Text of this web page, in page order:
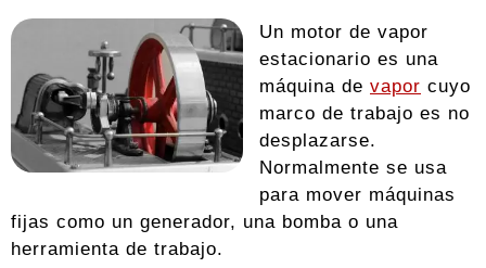
Un motor de vapor
estacionario es una
máquina de vapor cuyo
marco de trabajo es no
desplazarse.
Normalmente se usa
para mover máquinas
fijas como un generador, una bomba o una
herramienta de trabajo.